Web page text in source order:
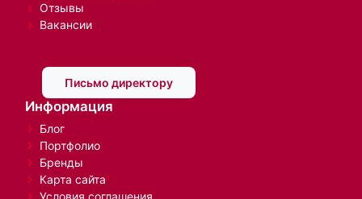
Отзывы
Вакансии
Письмо директору
Информация
Блог
Портфолио
Бренды
Карта сайта
Условия соглашения